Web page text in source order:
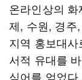
온라인상의
제, 수원, 경주
지역 홍보대
서적 유대를
식어를 얻었